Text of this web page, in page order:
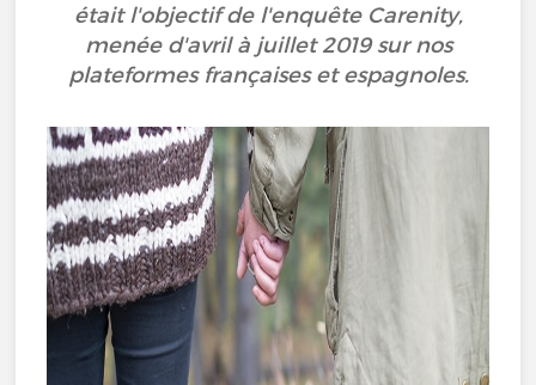
était l'objectif de l'enquête Carenity,
menée d'avril à juillet 2019 sur nos
plateformes françaises et espagnoles.